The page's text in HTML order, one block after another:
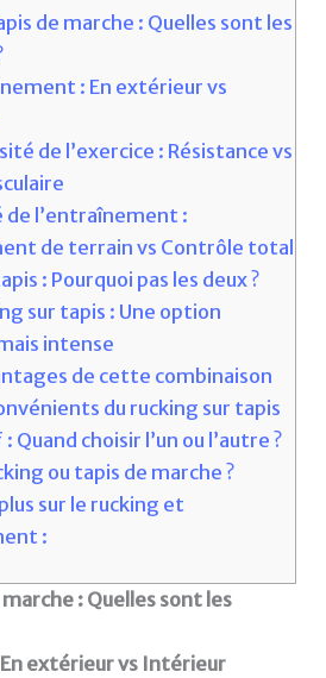
de marche : Quelles sont les
: En extérieur vs
de l’exercice : Résistance vs
de l’entraînement :
de terrain vs Contrôle total
: Pourquoi pas les deux ?
sur tapis : Une option
intense
de cette combinaison
du rucking sur tapis
Quand choisir l’un ou l’autre ?
ou tapis de marche ?
sur le rucking et
:
: Quelles sont les
extérieur vs Intérieur